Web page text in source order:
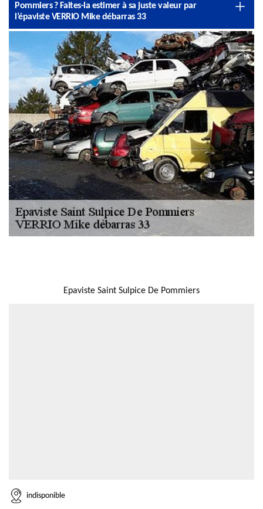
Pommiers ? Faites-la estimer à sa juste valeur par
l’épaviste VERRIO Mike débarras 33
Epaviste Saint Sulpice De Pommiers
indisponible